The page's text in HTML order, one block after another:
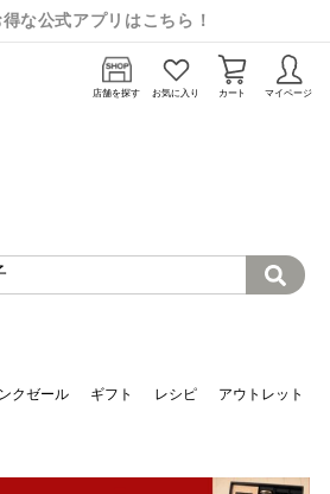
な公式アプリはこちら！
店舗を探す お気に入り カート マイページ
クゼール ギフト レシピ アウトレット